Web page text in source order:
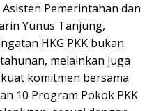
Pemerintahan dan
Yunus Tanjung,
HKG PKK bukan
melainkan juga
komitmen bersama
10 Program Pokok PKK